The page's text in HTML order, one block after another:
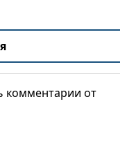
комментарии от